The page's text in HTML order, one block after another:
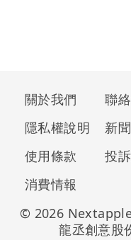
關於我們
聯
隱私權說明
新
使用條款
投
消費情報
© 2026
龍丞創意股